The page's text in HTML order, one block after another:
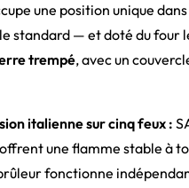
une position unique
standard — et doté du four
trempé, avec un
italienne sur cinq feux :
une flamme stable à
fonctionne